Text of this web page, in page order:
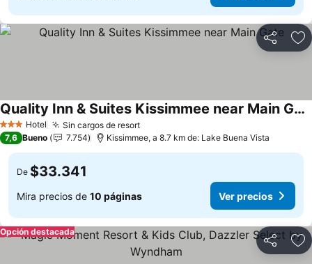
Compartir
3 Estrellas
Hotel Sin cargos de resort
Quality Inn & Suites Kissimmee near Main Gate
7,6 Bueno 7.754 Kissimmee, a 8.7 km de: Lake Buena Vista
De $33.341
Mira precios de 10 páginas Ver precios
Compartir
Opción destacada